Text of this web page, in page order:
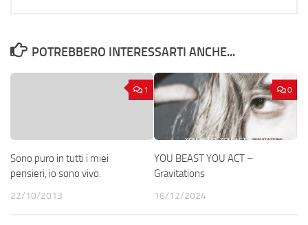
POTREBBERO INTERESSARTI ANCHE...
1
Sono puro in tutti i miei
pensieri, io sono vivo.
22/10/2013
0
YOU BEAST YOU ACT –
Gravitations
16/12/2024